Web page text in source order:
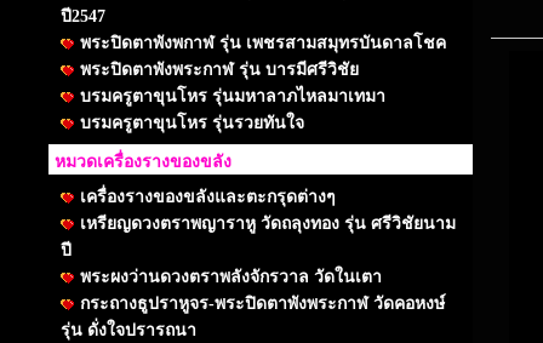
ปี2547
พระปิดตาพังพกาฬ รุ่น เพชรสามสมุทรบันดาลโชค
พระปิดตาพังพระกาฬ รุ่น บารมีศรีวิชัย
บรมครูตาขุนโหร รุ่นมหาลาภไหลมาเทมา
บรมครูตาขุนโหร รุ่นรวยทันใจ
หมวดเครื่องรางของขลัง
เครื่องรางของขลังและตะกรุดต่างๆ
เหรียญดวงตราพญาราหู วัดถลุงทอง รุ่น ศรีวิชัยนาม
ปี
พระผงว่านดวงตราพลังจักรวาล วัดในเตา
กระถางธูปราหูจร-พระปิดตาพังพระกาฬ วัดคอหงษ์
รุ่น ดั่งใจปรารถนา